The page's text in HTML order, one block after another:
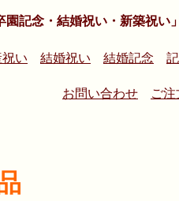
記念・結婚祝い・新築祝い
い 結婚祝い 結婚記念
お問い合わせ ご